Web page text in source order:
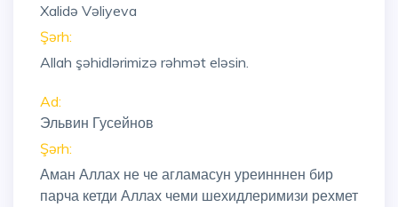
Xalidə Vəliyeva
Şərh:
Allah şəhidlərimizə rəhmət eləsin.
Ad:
Эльвин Гусейнов
Şərh:
Аман Аллах не че агламасун уреинннен бир
парча кетди Аллах чеми шехидлеримизи рехмет